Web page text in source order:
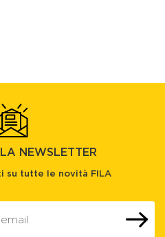
NEWSLETTER
su tutte le novità FILA